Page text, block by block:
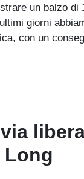
un balzo di
giorni
con un
Long